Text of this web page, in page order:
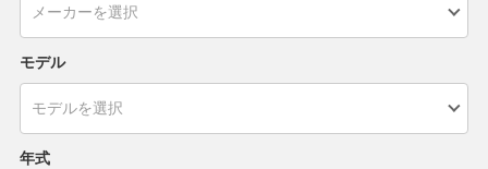
モデル
年式